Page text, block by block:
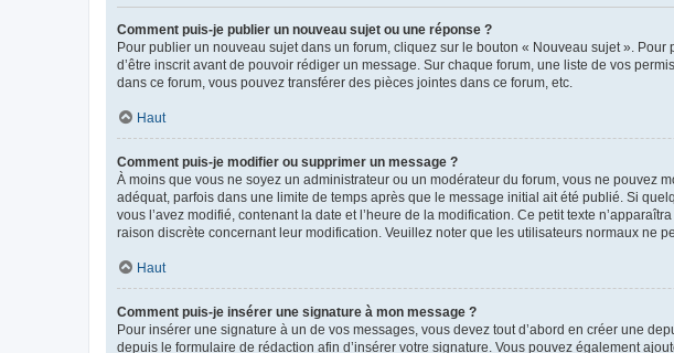
Comment puis-je publier un nouveau sujet ou une réponse ?
Pour publier un nouveau sujet dans un forum, cliquez sur le bouton « Nouveau sujet ».
d’être inscrit avant de pouvoir rédiger un message. Sur chaque forum, une liste de vos
dans ce forum, vous pouvez transférer des pièces jointes dans ce forum, etc.
Haut
Comment puis-je modifier ou supprimer un message ?
À moins que vous ne soyez un administrateur ou un modérateur du forum, vous ne pouvez
adéquat, parfois dans une limite de temps après que le message initial ait été publié. Si
vous l’avez modifié, contenant la date et l’heure de la modification. Ce petit texte
raison discrète concernant leur modification. Veuillez noter que les utilisateurs normaux ne
Haut
Comment puis-je insérer une signature à mon message ?
Pour insérer une signature à un de vos messages, vous devez tout d’abord en créer une
depuis le formulaire de rédaction afin d’insérer votre signature. Vous pouvez également